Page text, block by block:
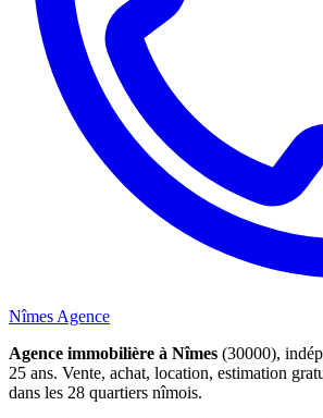
Nîmes Agence
Agence immobilière à Nîmes (30000),
25 ans. Vente, achat, location, estimation
dans les 28 quartiers nîmois.